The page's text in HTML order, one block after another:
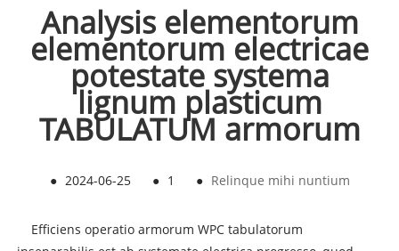
Analysis elementorum
elementorum electricae
potestate systema
lignum plasticum
TABULATUM armorum
● 2024-06-25 ● 1 ● Relinque mihi nuntium
Efficiens operatio armorum WPC tabulatorum